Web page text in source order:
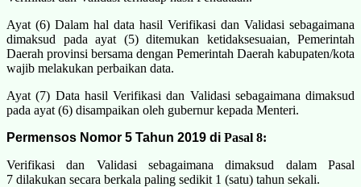
Ayat (6) Dalam hal data hasil Verifikasi dan Validasi sebagaimana
dimaksud pada ayat (5) ditemukan ketidaksesuaian, Pemerintah
Daerah provinsi bersama dengan Pemerintah Daerah kabupaten/kota
wajib melakukan perbaikan data.
Ayat (7) Data hasil Verifikasi dan Validasi sebagaimana dimaksud
pada ayat (6) disampaikan oleh gubernur kepada Menteri.
Permensos Nomor 5 Tahun 2019 di Pasal 8:
Verifikasi dan Validasi sebagaimana dimaksud dalam Pasal
7 dilakukan secara berkala paling sedikit 1 (satu) tahun sekali.